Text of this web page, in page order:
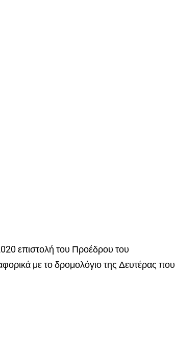
επιστολή του Προέδρου του
με το δρομολόγιο της Δευτέρας που